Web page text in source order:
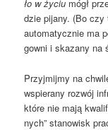
ło w życiu mógł
dzie pija­ny. (Bo
auto­ma­tycz­nie ma
gow­ni i ska­za­ny na
Przyj­mij­my na
wspie­ra­ny roz­wój
któ­re nie mają
nych” sta­no­wisk